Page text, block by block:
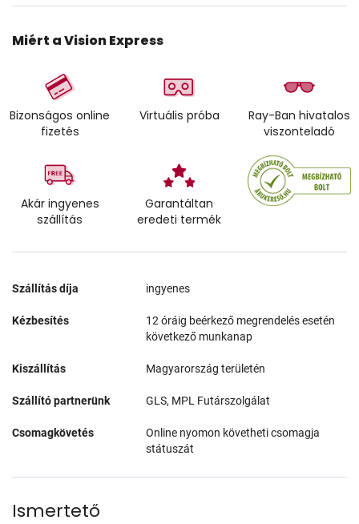
Miért a Vision Express
Bizonságos online
fizetés
Virtuális próba
Ray-Ban hivatalos
viszonteladó
Akár ingyenes
szállítás
Garantáltan
eredeti termék
Szállítás díja ingyenes
Kézbesítés
12 óráig beérkező megrendelés esetén
következő munkanap
Kiszállítás Magyarország területén
Szállító partnerünk GLS, MPL Futárszolgálat
Csomagkövetés
Online nyomon követheti csomagja
státuszát
Ismertető